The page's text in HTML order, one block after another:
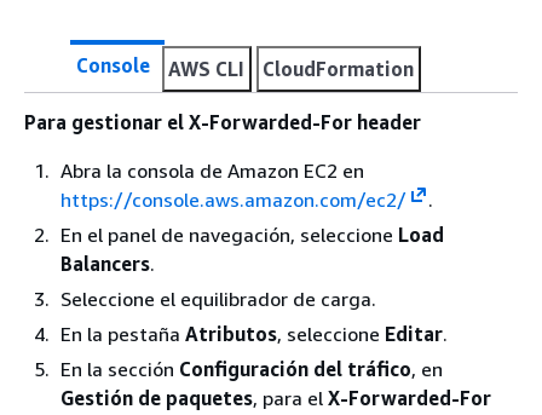
Console AWS CLI CloudFormation
Para gestionar el X-Forwarded-For header
Abra la consola de Amazon EC2 en
https://console.aws.amazon.com/ec2/
.
En el panel de navegación, seleccione Load
Balancers.
Seleccione el equilibrador de carga.
En la pestaña Atributos, seleccione Editar.
En la sección Configuración del tráfico, en
Gestión de paquetes, para el X-Forwarded-For